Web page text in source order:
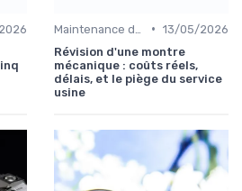
• 13/05/2026
Révision d'une montre
mécanique : coûts réels,
délais, et le piège du service
usine